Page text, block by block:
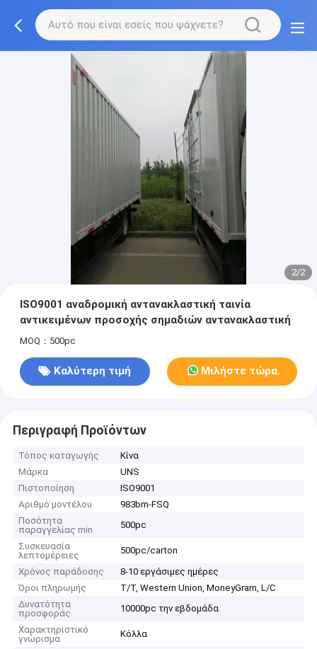
2/2
ISO9001 αναδρομική αντανακλαστική ταινία
αντικειμένων προσοχής σημαδιών αντανακλαστική
MOQ：500pc
Καλύτερη τιμή Μιλήστε τώρα.
Περιγραφή Προϊόντων
Τόπος καταγωγής
Κίνα
Μάρκα
UNS
Πιστοποίηση
ISO9001
Αριθμό μοντέλου
983bm-FSQ
Ποσότητα
παραγγελίας min
500pc
Συσκευασία
λεπτομέρειες
500pc/carton
Χρόνος παράδοσης
8-10 εργάσιμες ημέρες
Όροι πληρωμής
T/T, Western Union, MoneyGram, L/C
Δυνατότητα
προσφοράς
10000pc την εβδομάδα
Χαρακτηριστικό
γνώρισμα
Κόλλα